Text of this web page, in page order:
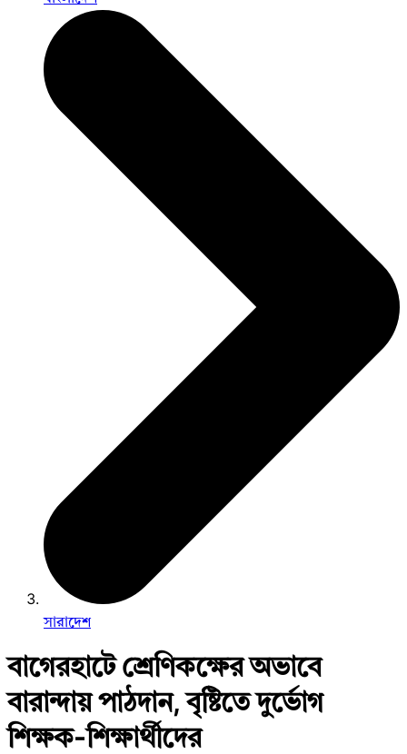
সারাদেশ
বাগেরহাটে শ্রেণিকক্ষের অভাবে
বারান্দায় পাঠদান, বৃষ্টিতে দুর্ভোগ
শিক্ষক-শিক্ষার্থীদের